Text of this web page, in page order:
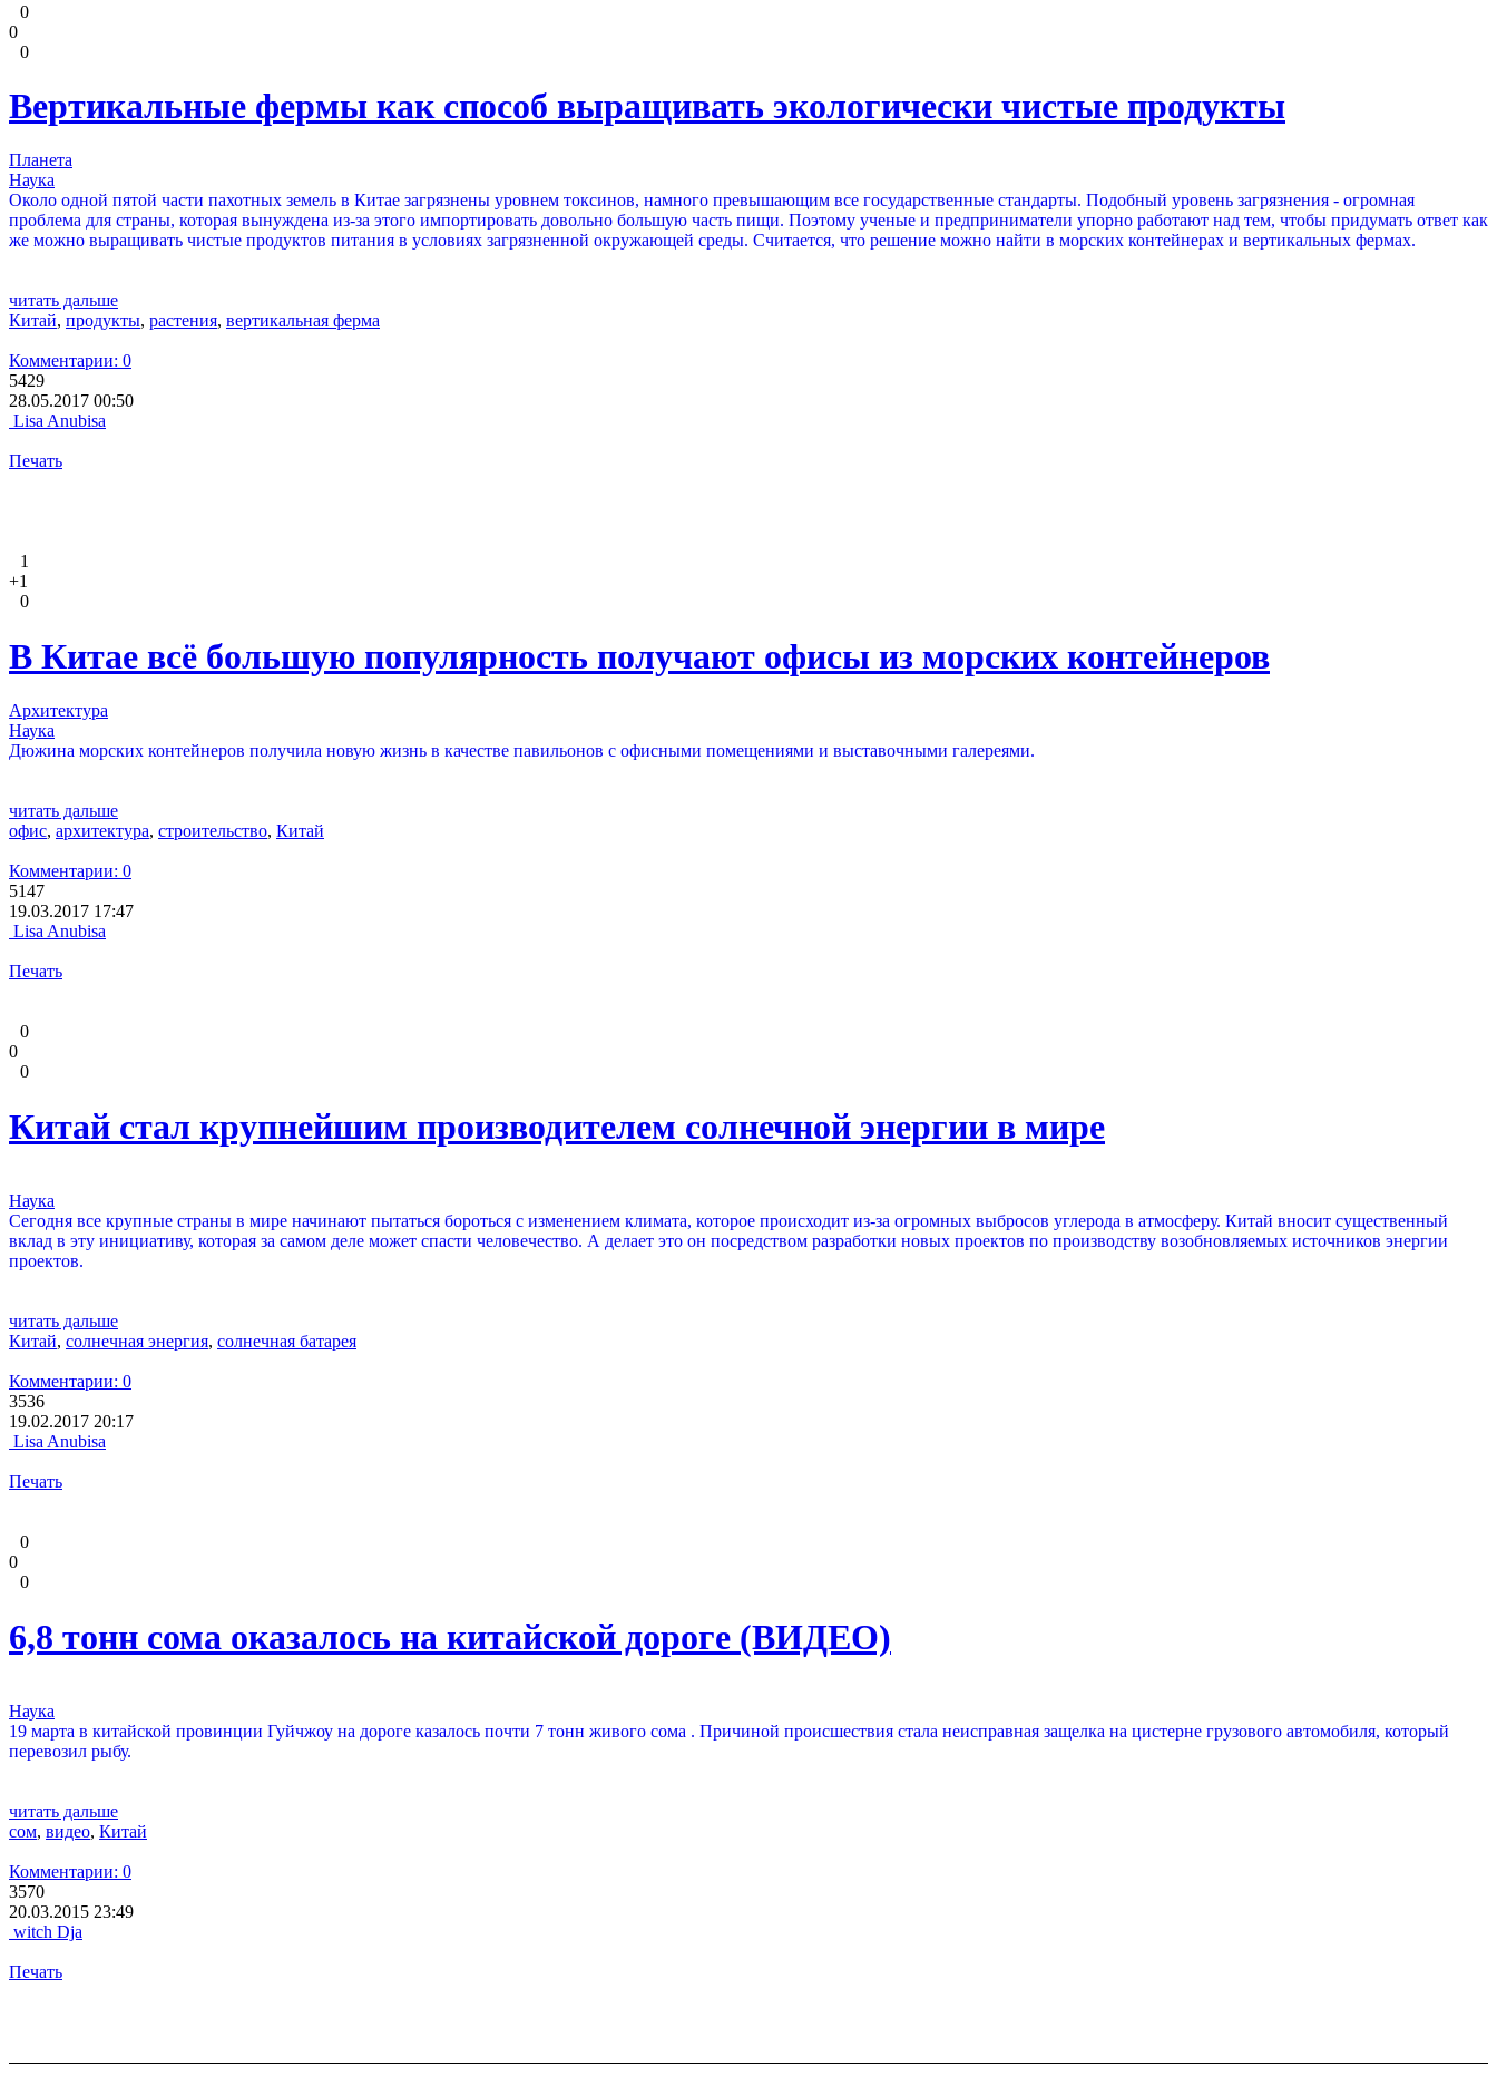
0
0
0
Вертикальные фермы как способ выращивать экологически чистые продукты
Планета
Наука
Около одной пятой части пахотных земель в Китае загрязнены уровнем токсинов, намного превышающим все государственные стандарты. Подобный уровень загрязнения - огромная
проблема для страны, которая вынуждена из-за этого импортировать довольно большую часть пищи. Поэтому ученые и предприниматели упорно работают над тем, чтобы придумать ответ как
же можно выращивать чистые продуктов питания в условиях загрязненной окружающей среды. Считается, что решение можно найти в морских контейнерах и вертикальных фермах.
читать дальше
Китай, продукты, растения, вертикальная ферма
Комментарии: 0
5429
28.05.2017 00:50
Lisa Anubisa
Печать
1
+1
0
В Китае всё большую популярность получают офисы из морских контейнеров
Архитектура
Наука
Дюжина морских контейнеров получила новую жизнь в качестве павильонов с офисными помещениями и выставочными галереями.
читать дальше
офис, архитектура, строительство, Китай
Комментарии: 0
5147
19.03.2017 17:47
Lisa Anubisa
Печать
0
0
0
Китай стал крупнейшим производителем солнечной энергии в мире
Наука
Сегодня все крупные страны в мире начинают пытаться бороться с изменением климата, которое происходит из-за огромных выбросов углерода в атмосферу. Китай вносит существенный
вклад в эту инициативу, которая за самом деле может спасти человечество. А делает это он посредством разработки новых проектов по производству возобновляемых источников энергии
проектов.
читать дальше
Китай, солнечная энергия, солнечная батарея
Комментарии: 0
3536
19.02.2017 20:17
Lisa Anubisa
Печать
0
0
0
6,8 тонн сома оказалось на китайской дороге (ВИДЕО)
Наука
19 марта в китайской провинции Гуйчжоу на дороге казалось почти 7 тонн живого сома . Причиной происшествия стала неисправная защелка на цистерне грузового автомобиля, который
перевозил рыбу.
читать дальше
сом, видео, Китай
Комментарии: 0
3570
20.03.2015 23:49
witch Dja
Печать